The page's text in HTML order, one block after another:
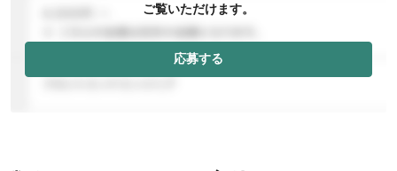
ご覧いただけます。
応募する